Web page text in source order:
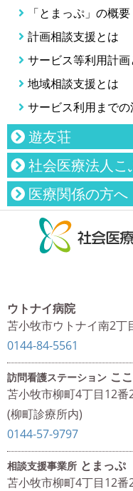
「とまっぷ」の概要
計画相談支援とは
サービス等利用計画
地域相談支援とは
サービス利用までの
遊友荘
社会医療法人こ
医療関係の方へ
ウトナイ病院
苫小牧市ウトナイ南2丁
0144-84-5561
訪問看護ステーション こ
苫小牧市柳町4丁目12番
(柳町診療所内)
0144-57-9797
相談支援事業所 とまっぷ
苫小牧市柳町4丁目12番